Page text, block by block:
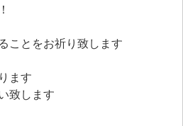
ことをお祈り致します
ます
致します